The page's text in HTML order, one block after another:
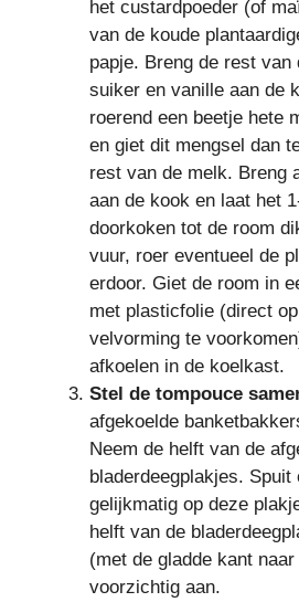
het custardpoeder (of
van de koude
papje. Breng de rest van
suiker en vanille aan de
roerend een beetje hete
en giet dit mengsel dan
rest van de melk. Breng
aan de kook en laat het
doorkoken tot de room
vuur, roer eventueel de
erdoor. Giet de room in
met plasticfolie (direct
velvorming te
afkoelen in de koelkast.
Stel de tompouce
afgekoelde
Neem de helft van de
bladerdeegplakjes. Spuit
gelijkmatig op deze
helft van de
(met de gladde kant
voorzichtig aan.